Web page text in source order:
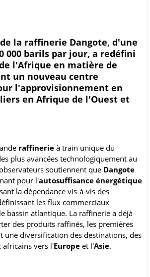
la raffinerie Dangote, d'une
000 barils par jour, a redéfini
l'Afrique en matière de
un nouveau centre
l'approvisionnement en
en Afrique de l'Ouest et
raffinerie à train unique du
plus avancées technologiquement au
soutiennent que Dangote
pour l'autosuffisance énergétique
la dépendance vis-à-vis des
les flux commerciaux
bassin atlantique. La raffinerie a déjà
des produits raffinés, les premières
une diversification des destinations, des
africains vers l'Europe et l'Asie.